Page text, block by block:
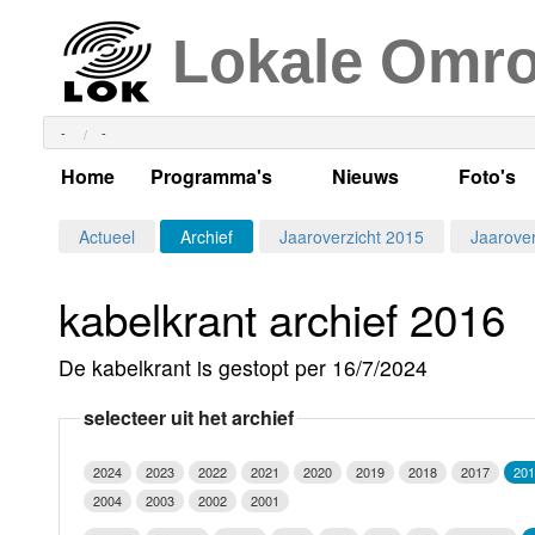
Lokale
- -
Home Programma's
Alle dagen
Per dag
Maandag
Luister LOK Live
Nieuws
Actueel Lokaal
Kabelkrant
Foto's
Actueel Archief Jaaroverzicht 2015
kabelkrant archief 2016
De kabelkrant is gestopt per 16/7/2024
selecteer uit het archief
2024 2023 2022 2021 2020 2019 2018 2017
2004
2003 2002
2001